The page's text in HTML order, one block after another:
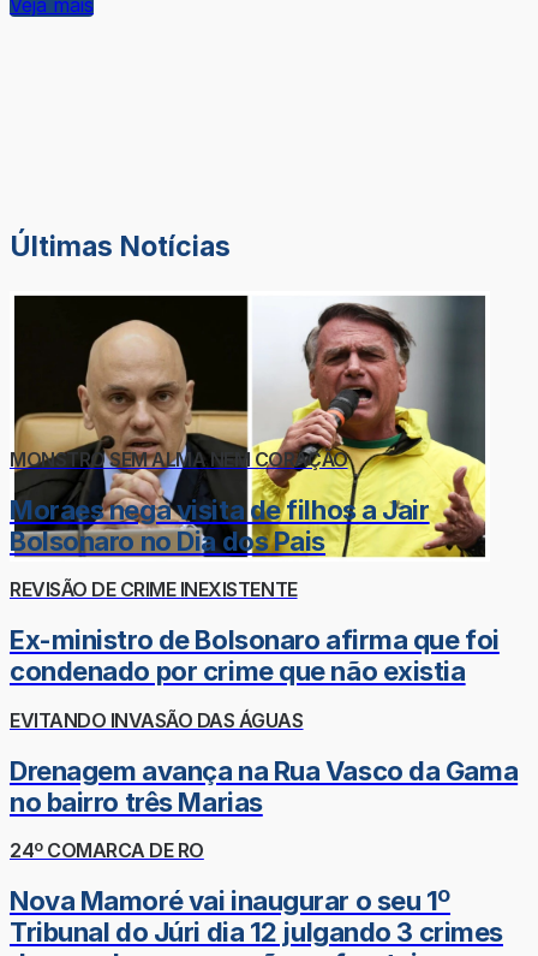
Últimas Notícias
MONSTRO SEM ALMA NEM CORAÇÃO
Moraes nega visita de filhos a Jair
Bolsonaro no Dia dos Pais
REVISÃO DE CRIME INEXISTENTE
Ex-ministro de Bolsonaro afirma que foi
condenado por crime que não existia
EVITANDO INVASÃO DAS ÁGUAS
Drenagem avança na Rua Vasco da Gama
no bairro três Marias
24º COMARCA DE RO
Nova Mamoré vai inaugurar o seu 1º
Tribunal do Júri dia 12 julgando 3 crimes